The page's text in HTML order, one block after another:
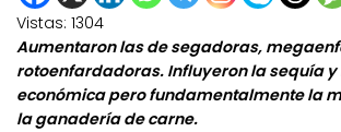
Vistas: 1304
Aumentaron las de segadoras,
rotoenfardadoras. Influyeron la sequía
económica pero fundamentalmente la
la ganadería de carne.